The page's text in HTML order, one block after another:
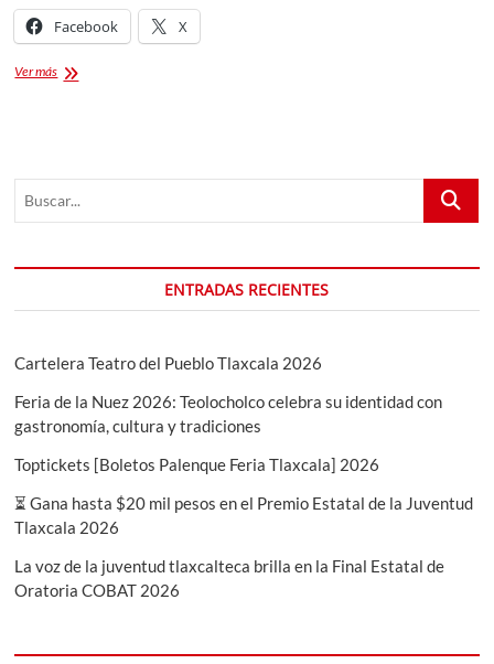
Facebook X
Ver másMolotov
de
San
Texmelucan
Buscar...
ENTRADAS RECIENTES
Cartelera Teatro del Pueblo Tlaxcala 2026
Feria de la Nuez 2026: Teolocholco celebra su identidad con
gastronomía, cultura y tradiciones
Toptickets [Boletos Palenque Feria Tlaxcala] 2026
⏳ Gana hasta $20 mil pesos en el Premio Estatal de la Juventud
Tlaxcala 2026
La voz de la juventud tlaxcalteca brilla en la Final Estatal de
Oratoria COBAT 2026